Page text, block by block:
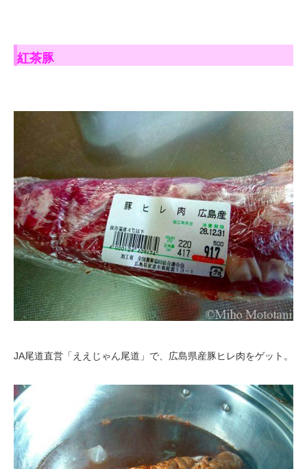
紅茶豚
JA尾道直営「ええじゃん尾道」で、広島県産豚ヒレ肉をゲット。